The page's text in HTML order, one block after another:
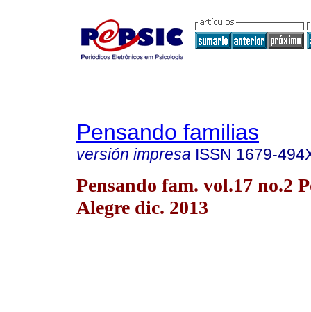
Pensando familias
versión impresa ISSN 1679-
Pensando fam. vol.17 no.2
Alegre dic. 2013